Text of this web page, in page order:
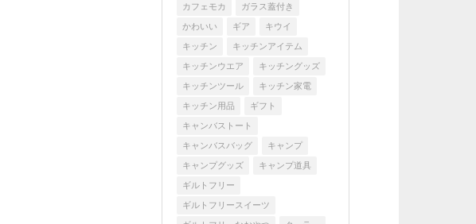
カフェモカ ガラス蓋付き
かわいい ギア キウイ
キッチン キッチンアイテム
キッチンウエア キッチングッズ
キッチンツール キッチン家電
キッチン用品 ギフト
キャンバストート
キャンバスバッグ キャンプ
キャンプグッズ キャンプ道具
ギルトフリー
ギルトフリースイーツ